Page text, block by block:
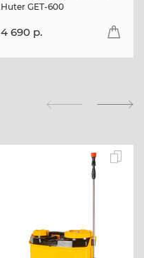
Huter GET-600
4 690 p.